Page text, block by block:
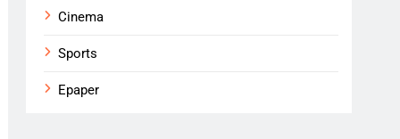
Cinema
Sports
Epaper